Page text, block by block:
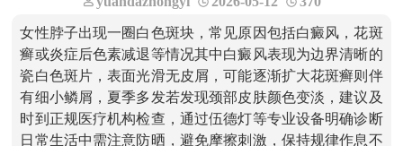
女性脖子出现一圈白色斑块，常见原因包括白癜风，花斑
癣或炎症后色素减退等情况其中白癜风表现为边界清晰的
瓷白色斑片，表面光滑无皮屑，可能逐渐扩大花斑癣则伴
有细小鳞屑，夏季多发若发现颈部皮肤颜色变淡，建议及
时到正规医疗机构检查，通过伍德灯等专业设备明确诊断
日常生活中需注意防晒，避免摩擦刺激，保持规律作息不